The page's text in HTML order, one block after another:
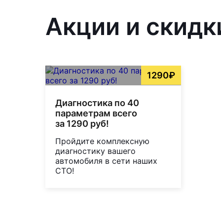
Акции и
1290₽
Диагностика по 40
параметрам всего
за 1290 руб!
Пройдите комплексную
диагностику вашего
автомобиля в сети наших
СТО!